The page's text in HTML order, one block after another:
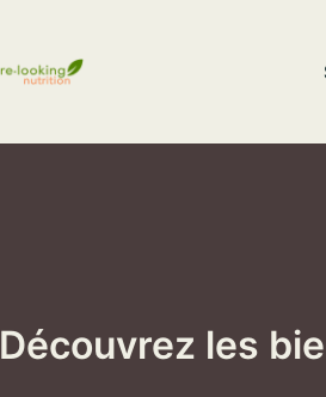
Découvrez les